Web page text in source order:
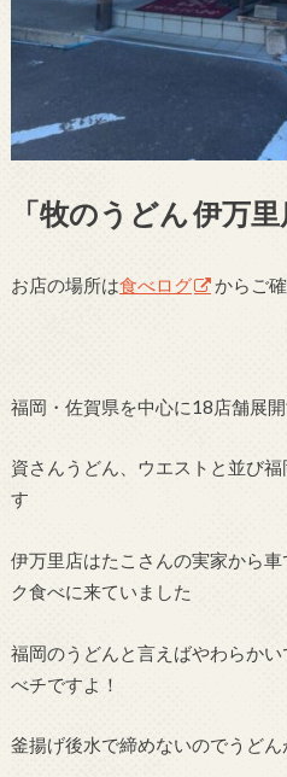
「牧のうどん伊万里
お店の場所は食べログ からご
福岡・佐賀県を中心に18店舗展
資さんうどん、ウエストと並び
す
伊万里店はたこさんの実家から
ク食べに来ていました
福岡のうどんと言えばやわらか
べチですよ！
釜揚げ後水で締めないのでうど